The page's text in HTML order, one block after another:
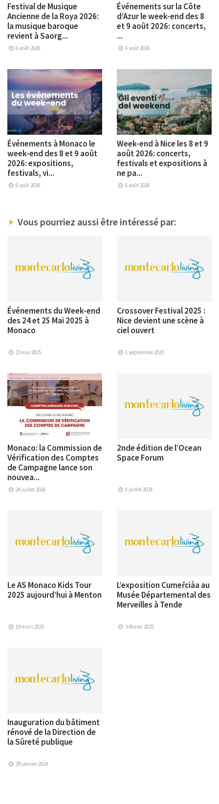
Festival de Musique
Ancienne de la Roya 2026:
la musique baroque
revient à Saorg...
6 août 2026
Événements sur la Côte
d’Azur le week-end des 8
et 9 août 2026: concerts,
...
6 août 2026
Événements à Monaco le
week-end des 8 et 9 août
2026: expositions,
festivals, vi...
6 août 2026
Week-end à Nice les 8 et 9
août 2026: concerts,
festivals et expositions à
ne pa...
6 août 2026
Vous pourriez aussi être intéressé par:
Événements du Week-end
des 24 et 25 Mai 2025 à
Monaco
23 mai 2025
Crossover Festival 2025 :
Nice devient une scène à
ciel ouvert
1 septembre 2025
Monaco: la Commission de
Vérification des Comptes
de Campagne lance son
nouvea...
24 juillet 2026
2nde édition de l’Ocean
Space Forum
8 juillet 2024
Le AS Monaco Kids Tour
2025 aujourd’hui à Menton
19 mars 2025
L’exposition Cumeřciàa au
Musée Départemental des
Merveilles à Tende
3 février 2025
Inauguration du bâtiment
rénové de la Direction de
la Sûreté publique
29 janvier 2024